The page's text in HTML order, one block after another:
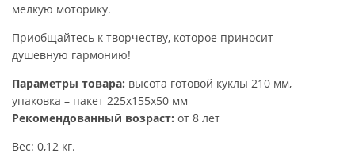
мелкую моторику.
Приобщайтесь к творчеству, которое приносит
душевную гармонию!
Параметры товара: высота готовой куклы 210 мм,
упаковка – пакет 225х155х50 мм
Рекомендованный возраст: от 8 лет
Вес: 0,12 кг.